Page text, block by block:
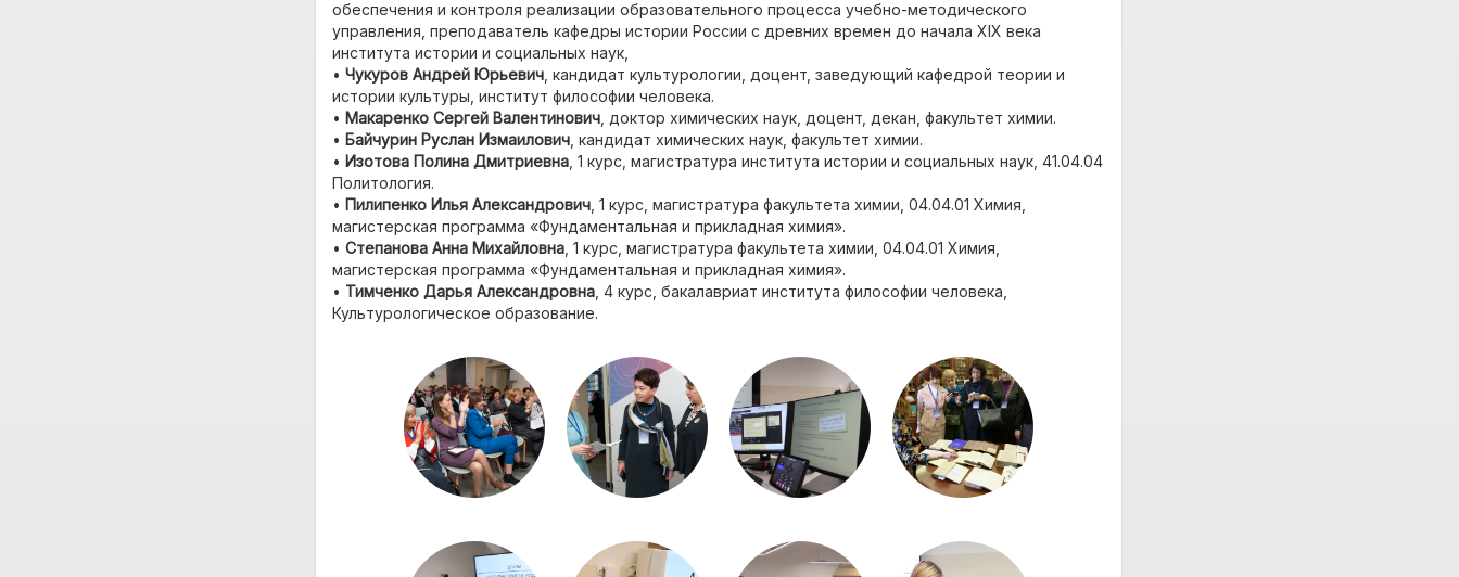
обеспечения и контроля реализации образовательного процесса учебно-методического
управления, преподаватель кафедры истории России с древних времен до начала XIX века
института истории и социальных наук,
• Чукуров Андрей Юрьевич , кандидат культурологии, доцент, заведующий кафедрой теории и
истории культуры, институт философии человека.
• Макаренко Сергей Валентинович , доктор химических наук, доцент, декан, факультет химии.
• Байчурин Руслан Измаилович , кандидат химических наук, факультет химии.
• Изотова Полина Дмитриевна , 1 курс, магистратура института истории и социальных наук, 41.04.04
Политология.
• Пилипенко Илья Александрович , 1 курс, магистратура факультета химии, 04.04.01 Химия,
магистерская программа «Фундаментальная и прикладная химия».
• Степанова Анна Михайловна , 1 курс, магистратура факультета химии, 04.04.01 Химия,
магистерская программа «Фундаментальная и прикладная химия».
• Тимченко Дарья Александровна , 4 курс, бакалавриат института философии человека,
Культурологическое образование.